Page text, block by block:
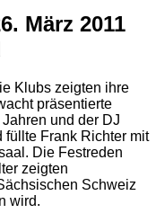
März 2011
Klubs zeigten ihre
präsentierte
und der DJ
füllte Frank Richter mit
Die Festreden
zeigten
Schweiz
wird.